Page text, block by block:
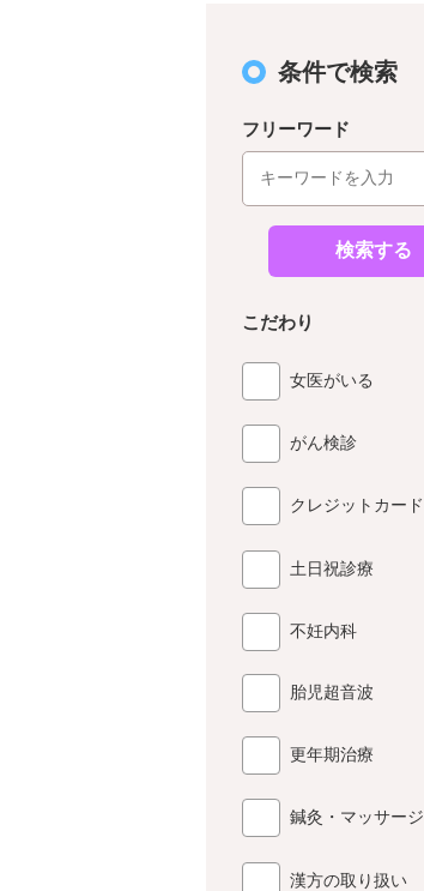
条件で検索
フリーワード
検索する
こだわり
女医がいる
がん検診
クレジットカード
土日祝診療
不妊内科
胎児超音波
更年期治療
鍼灸・マッサージ
漢方の取り扱い